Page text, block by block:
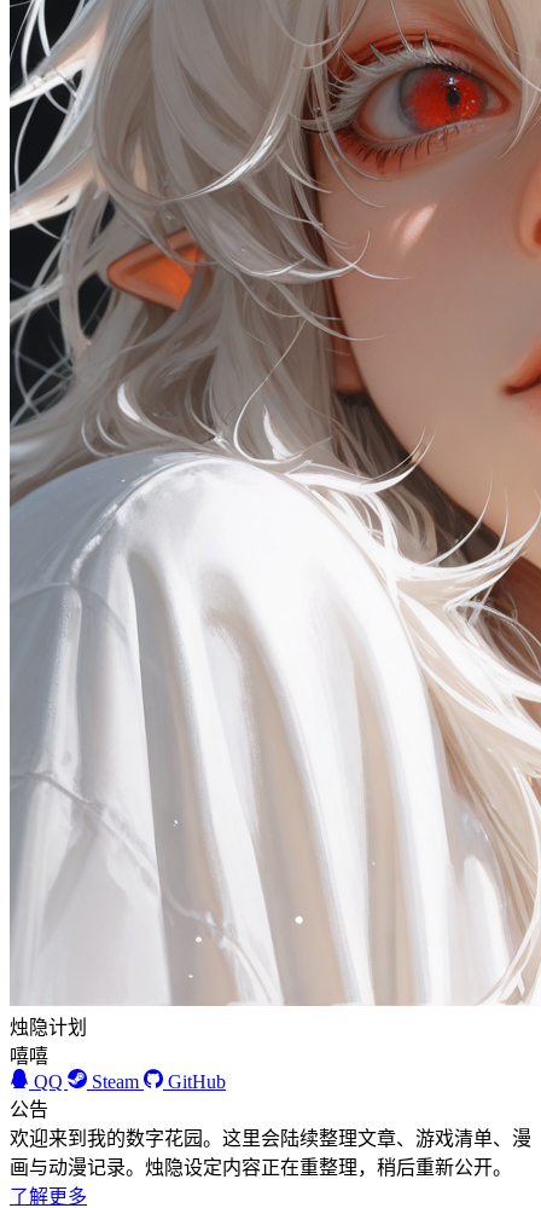
烛隐计划
嘻嘻
QQ
Steam
GitHub
公告
欢迎来到我的数字花园。这里会陆续整理文章、游戏清单、漫
画与动漫记录。烛隐设定内容正在重整理，稍后重新公开。
了解更多